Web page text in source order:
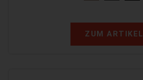
ZUM ARTIKEL